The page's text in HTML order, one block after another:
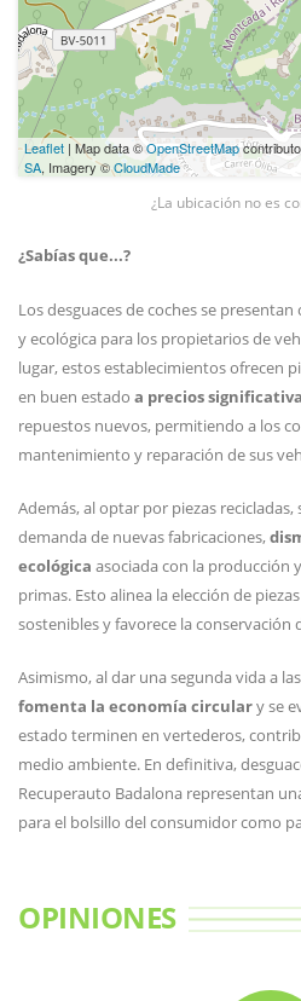
Leaflet | Map data ©OpenStreetMap
SA, Imagery ©CloudMade
¿La ubicación no es
¿Sabías que...?
Los desguaces de coches se
y ecológica para los propietarios de
lugar, estos establecimientos ofrecen
en buen estado a precios
repuestos nuevos, permitiendo a los
mantenimiento y reparación de sus
Además, al optar por piezas
demanda de nuevas fabricaciones,
ecológica asociada con la producción
primas. Esto alinea la elección de
sostenibles y favorece la conservación
Asimismo, al dar una segunda vida a
fomenta la economía circulary se
estado terminen en vertederos,
medio ambiente. En definitiva,
Recuperauto Badalona representan
para el bolsillo del consumidor como
OPINIONES